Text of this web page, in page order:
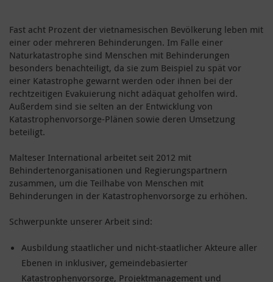
Fast acht Prozent der vietnamesischen Bevölkerung leben mit
einer oder mehreren Behinderungen. Im Falle einer
Naturkatastrophe sind Menschen mit Behinderungen
besonders benachteiligt, da sie zum Beispiel zu spät vor
einer Katastrophe gewarnt werden oder ihnen bei der
rechtzeitigen Evakuierung nicht adäquat geholfen wird.
Außerdem sind sie selten an der Entwicklung von
Katastrophenvorsorge-Plänen sowie deren Umsetzung
beteiligt.
Malteser International arbeitet seit 2012 mit
Behindertenorganisationen und Regierungspartnern
zusammen, um die Teilhabe von Menschen mit
Behinderungen in der Katastrophenvorsorge zu erhöhen.
Schwerpunkte unserer Arbeit sind:
Ausbildung staatlicher und nicht-staatlicher Akteure aller
Ebenen in inklusiver, gemeindebasierter
Katastrophenvorsorge, Projektmanagement und